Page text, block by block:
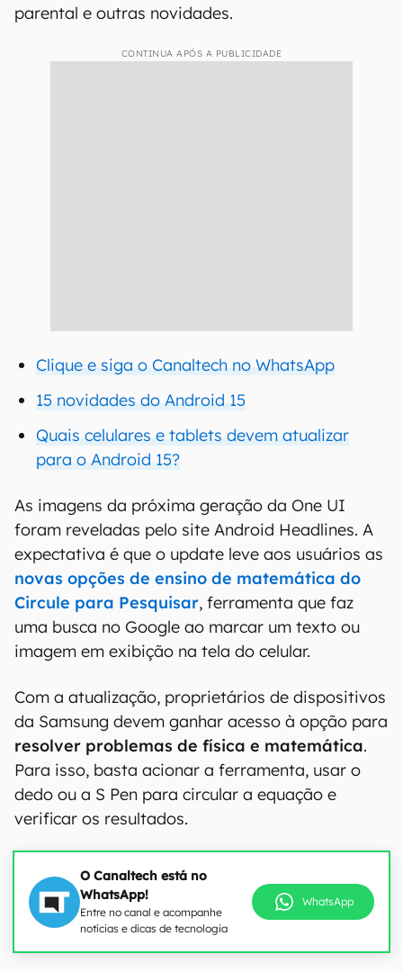
parental e outras novidades.
CONTINUA APÓS A PUBLICIDADE
Clique e siga o Canaltech no WhatsApp
15 novidades do Android 15
Quais celulares e tablets devem atualizar
para o Android 15?
As imagens da próxima geração da One UI
foram reveladas pelo site Android Headlines. A
expectativa é que o update leve aos usuários as
novas opções de ensino de matemática do
Circule para Pesquisar, ferramenta que faz
uma busca no Google ao marcar um texto ou
imagem em exibição na tela do celular.
Com a atualização, proprietários de dispositivos
da Samsung devem ganhar acesso à opção para
resolver problemas de física e matemática.
Para isso, basta acionar a ferramenta, usar o
dedo ou a S Pen para circular a equação e
verificar os resultados.
O Canaltech está no
WhatsApp!
Entre no canal e acompanhe
notícias e dicas de tecnologia
WhatsApp